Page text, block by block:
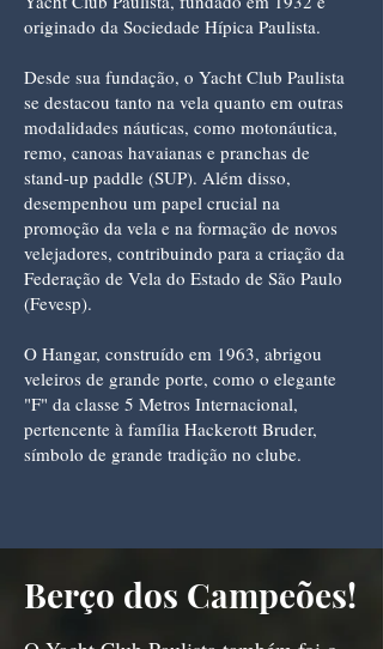
originado da Sociedade Hípica Paulista.
Desde sua fundação, o Yacht Club Paulista
se destacou tanto na vela quanto em outras
modalidades náuticas, como motonáutica,
remo, canoas havaianas e pranchas de
stand-up paddle (SUP). Além disso,
desempenhou um papel crucial na
promoção da vela e na formação de novos
velejadores, contribuindo para a criação da
Federação de Vela do Estado de São Paulo
(Fevesp).
O Hangar, construído em 1963, abrigou
veleiros de grande porte, como o elegante
"F" da classe 5 Metros Internacional,
pertencente à família Hackerott Bruder,
símbolo de grande tradição no clube.
Berço dos Campeões!